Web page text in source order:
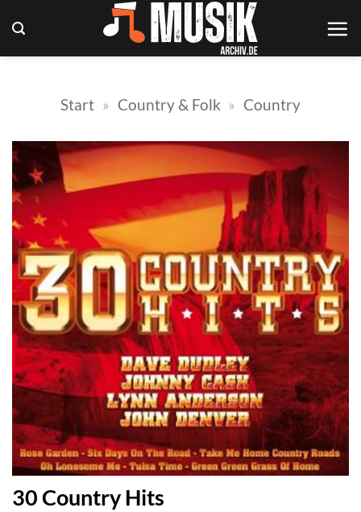
Inhalt
springen
Start » Country & Folk » Country
30 Country Hits